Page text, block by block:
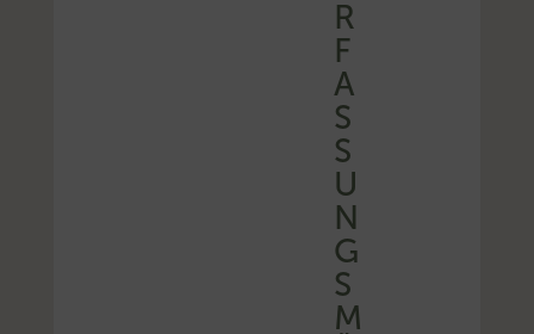
R
F
A
S
S
U
N
G
S
M